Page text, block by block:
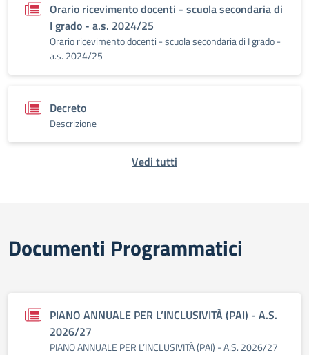
Orario ricevimento docenti - scuola secondaria di
I grado - a.s. 2024/25
Orario ricevimento docenti - scuola secondaria di I grado -
a.s. 2024/25
Decreto
Descrizione
Vedi tutti
Documenti Programmatici
PIANO ANNUALE PER L’INCLUSIVITÀ (PAI) - A.S.
2026/27
PIANO ANNUALE PER L’INCLUSIVITÀ (PAI) - A.S. 2026/27